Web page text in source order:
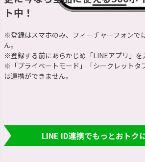
ト中！
※登録はスマホのみ、フィーチャーフォンで
ん。
※登録する前にあらかじめ「LINEアプリ」を
※「プライベートモード」「シークレットタ
は連携ができません。
LINE ID連携でもっとおトク